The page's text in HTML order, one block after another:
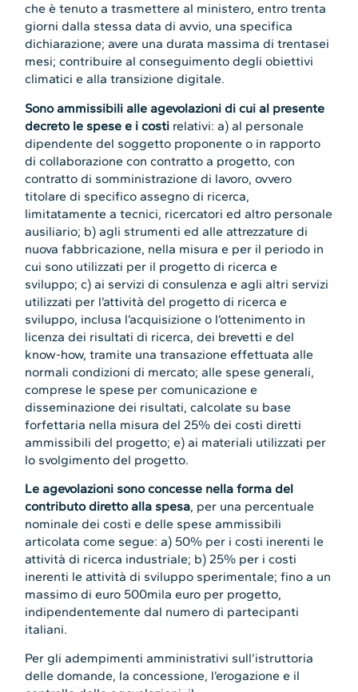
che è tenuto a trasmettere al ministero, entro trenta
giorni dalla stessa data di avvio, una specifica
dichiarazione; avere una durata massima di trentasei
mesi; contribuire al conseguimento degli obiettivi
climatici e alla transizione digitale.
Sono ammissibili alle agevolazioni di cui al presente
decreto le spese e i costi relativi: a) al personale
dipendente del soggetto proponente o in rapporto
di collaborazione con contratto a progetto, con
contratto di somministrazione di lavoro, ovvero
titolare di specifico assegno di ricerca,
limitatamente a tecnici, ricercatori ed altro personale
ausiliario; b) agli strumenti ed alle attrezzature di
nuova fabbricazione, nella misura e per il periodo in
cui sono utilizzati per il progetto di ricerca e
sviluppo; c) ai servizi di consulenza e agli altri servizi
utilizzati per l’attività del progetto di ricerca e
sviluppo, inclusa l’acquisizione o l’ottenimento in
licenza dei risultati di ricerca, dei brevetti e del
know-how, tramite una transazione effettuata alle
normali condizioni di mercato; alle spese generali,
comprese le spese per comunicazione e
disseminazione dei risultati, calcolate su base
forfettaria nella misura del 25% dei costi diretti
ammissibili del progetto; e) ai materiali utilizzati per
lo svolgimento del progetto.
Le agevolazioni sono concesse nella forma del
contributo diretto alla spesa, per una percentuale
nominale dei costi e delle spese ammissibili
articolata come segue: a) 50% per i costi inerenti le
attività di ricerca industriale; b) 25% per i costi
inerenti le attività di sviluppo sperimentale; fino a un
massimo di euro 500mila euro per progetto,
indipendentemente dal numero di partecipanti
italiani.
Per gli adempimenti amministrativi sull’istruttoria
delle domande, la concessione, l’erogazione e il